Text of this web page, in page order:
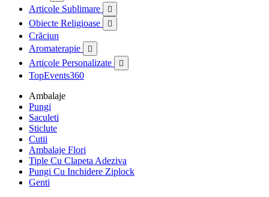
Articole Sublimare 
Obiecte Religioase 
Crăciun
Aromaterapie

Articole Personalizate 
TopEvents360
Ambalaje
Pungi
Saculeti
Sticlute
Cutii
Ambalaje Flori
Tiple Cu Clapeta Adeziva
Pungi Cu Inchidere Ziplock
Genti